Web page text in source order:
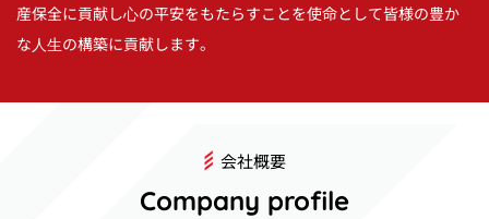
産保全に貢献し⼼の平安をもたらすことを使命として皆様の豊か
な⼈⽣の構築に貢献します。
会社概要
Company profile